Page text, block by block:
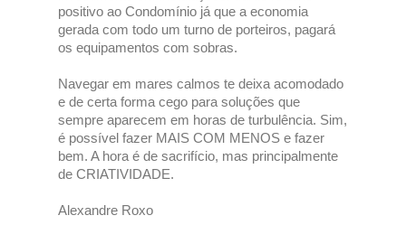
positivo ao Condomínio já que a economia
gerada com todo um turno de porteiros, pagará
os equipamentos com sobras.
Navegar em mares calmos te deixa acomodado
e de certa forma cego para soluções que
sempre aparecem em horas de turbulência. Sim,
é possível fazer MAIS COM MENOS e fazer
bem. A hora é de sacrifício, mas principalmente
de CRIATIVIDADE.
Alexandre Roxo